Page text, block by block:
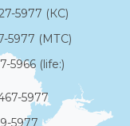
5977 (КС)
5977 (МТС)
5966 (life:)
5977
5977